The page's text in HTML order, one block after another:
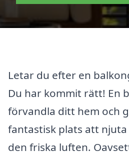
Letar du efter en
Du har kommit rätt! En
förvandla ditt hem och
fantastisk plats att
den friska luften.